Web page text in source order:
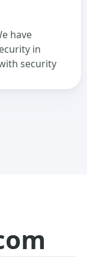
have
in
security